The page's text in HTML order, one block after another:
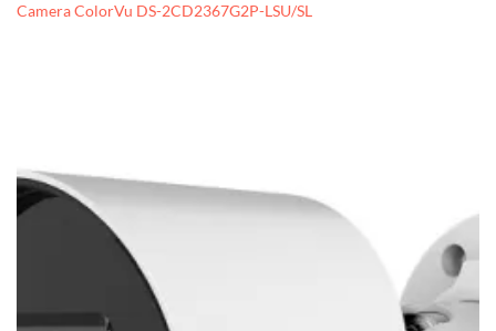
Camera ColorVu DS-2CD2367G2P-LSU/SL